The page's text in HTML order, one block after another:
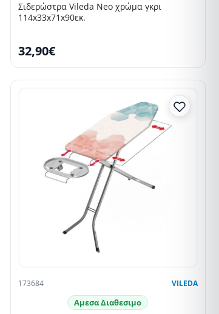
Σιδερώστρα Vileda Neo χρώμα γκρι
114x33x71x90εκ.
32,90€
173684 VILEDA
Αμεσα Διαθεσιμο